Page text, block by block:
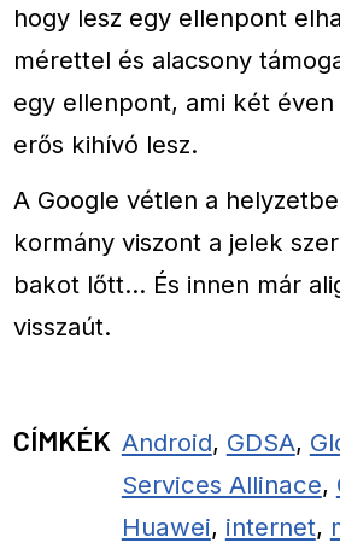
hogy lesz egy ellenpont
mérettel és alacsony
egy ellenpont, ami két
erős kihívó lesz.
A Google vétlen a
kormány viszont a jelek
bakot lőtt… És innen már
visszaút.
CÍMKÉK Android, GDSA,
Services Allinace,
Huawei, internet,